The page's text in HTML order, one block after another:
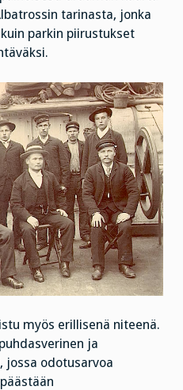
tarinasta, jonka
parkin piirustukset
myös erillisenä niteenä.
ja
jossa odotusarvoa